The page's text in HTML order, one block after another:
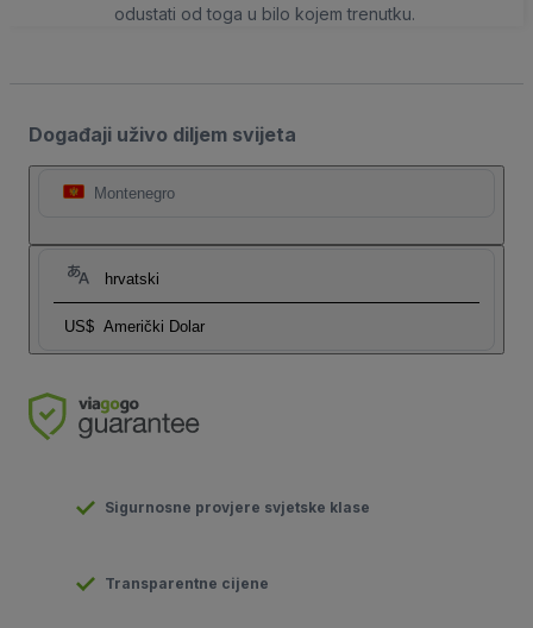
odustati od toga u bilo kojem trenutku.
Događaji uživo diljem svijeta
Montenegro
hrvatski
US$ Američki Dolar
Sigurnosne provjere svjetske klase
Transparentne cijene